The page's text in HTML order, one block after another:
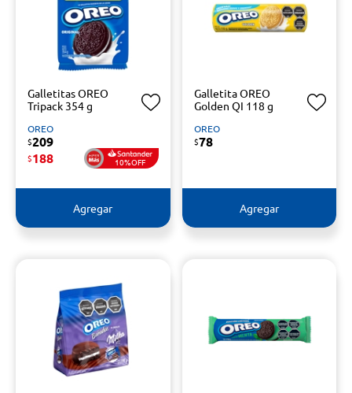
Galletitas OREO
Tripack 354 g
OREO
$209
$188 10%OFF
Agregar
Galletita OREO
Golden QI 118 g
OREO
$78
Agregar